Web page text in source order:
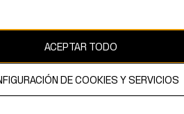
web está protegido por copyright y es
Mauritz AB.
ACEPTAR TODO
DE COOKIES Y SERVICIOS